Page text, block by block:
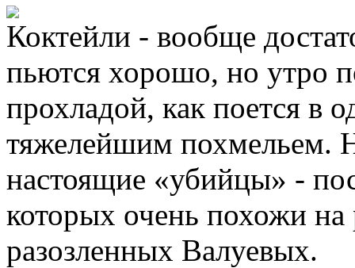
Коктейли - вообще
пьются хорошо, но утро
прохладой, как поется в
тяжелейшим похмельем.
настоящие «убийцы» -
которых очень похожи на
разозленных Валуевых.